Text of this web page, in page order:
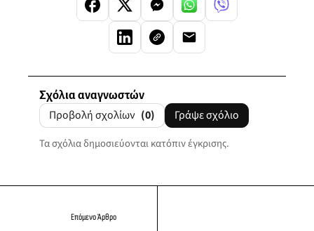
Σχόλια αναγνωστών
Προβολή σχολίων (0) Γράψε σχόλιο
Τα σχόλια δημοσιεύονται κατόπιν έγκρισης.
Επόμενο Άρθρο